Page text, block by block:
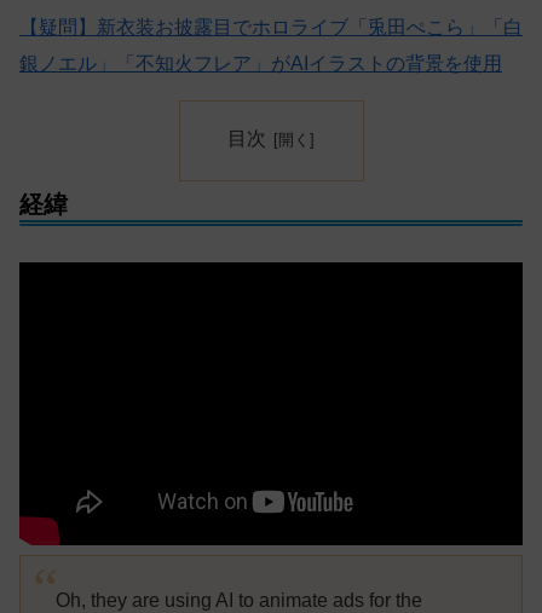
【疑問】新衣装お披露目でホロライブ「兎田ぺこら」「白
銀ノエル」「不知火フレア」がAIイラストの背景を使用
目次
経緯
Oh, they are using AI to animate ads for the